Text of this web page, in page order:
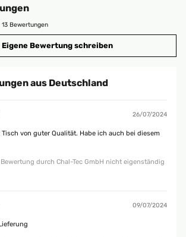
13 Bewertungen
Eigene Bewertung schreiben
aus Deutschland
26/07/2024
Tisch von guter Qualität. Habe ich auch bei diesem
durch Chal-Tec GmbH nicht eigenständig
09/07/2024